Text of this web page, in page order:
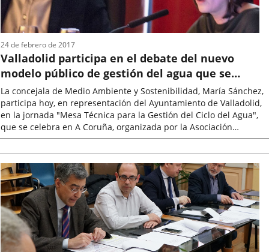
Valladolid participa en el debate del nuevo
modelo público de gestión del agua que se
celebra en A Coruña
La concejala de Medio Ambiente y Sostenibilidad, María Sánchez,
participa hoy, en representación del Ayuntamiento de Valladolid,
en la jornada "Mesa Técnica para la Gestión del Ciclo del Agua",
que se celebra en A Coruña, organizada por la Asociación
Española...
de
la
noticia
24 de febrero de 2017